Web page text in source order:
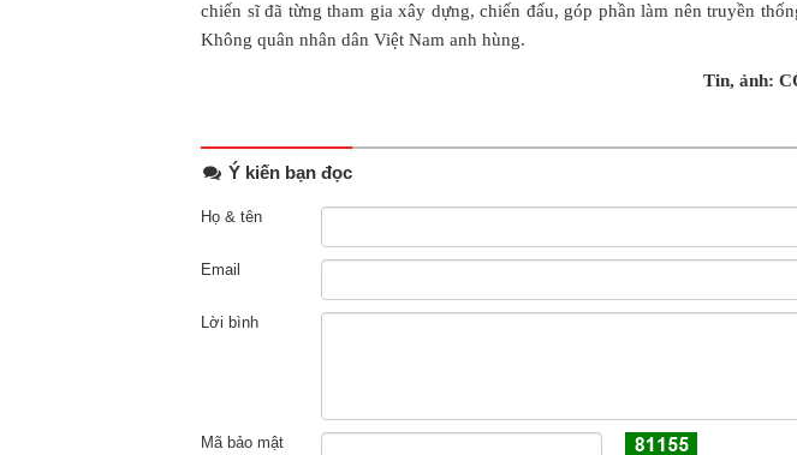
chiến sĩ đã từng tham gia xây dựng, chiến đấu, góp phần làm nên truyền
Không quân nhân dân Việt Nam anh hùng.
Tin, ảnh:
Ý kiến bạn đọc
Họ & tên
Email
Lời bình
Mã bảo mật